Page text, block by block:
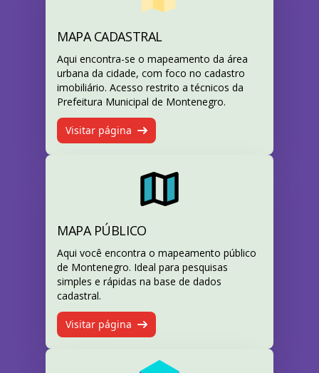
MAPA CADASTRAL
Aqui encontra-se o mapeamento da área
urbana da cidade, com foco no cadastro
imobiliário. Acesso restrito a técnicos da
Prefeitura Municipal de Montenegro.
Visitar página
MAPA PÚBLICO
Aqui você encontra o mapeamento público
de Montenegro. Ideal para pesquisas
simples e rápidas na base de dados
cadastral.
Visitar página